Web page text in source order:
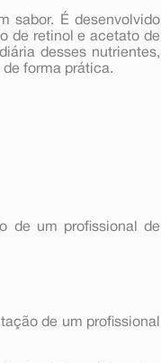
sabor. É desenvolvido
de retinol e acetato de
desses nutrientes,
forma prática.
de um profissional de
de um profissional